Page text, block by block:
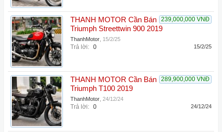
239,000,000 VNĐ
THANH MOTOR Cần Bán
Triumph Streettwin 900 2019
ThanhMotor 15/2/25
Trả lời: 0 15/2/25
289,900,000 VNĐ
THANH MOTOR Cần Bán
Triumph T100 2019
ThanhMotor 24/12/24
Trả lời: 0 24/12/24